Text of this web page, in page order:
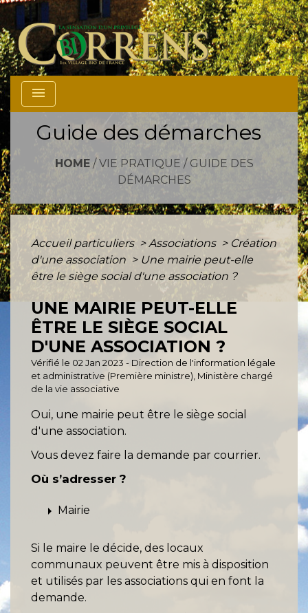
menu
Guide des démarches
HOME/ VIE PRATIQUE / GUIDE DES
DÉMARCHES
Accueil particuliers > Associations > Création
d'une association > Une mairie peut-elle
être le siège social d'une association ?
UNE MAIRIE PEUT-ELLE
ÊTRE LE SIÈGE SOCIAL
D'UNE ASSOCIATION ?
Vérifié le 02 Jan 2023 - Direction de l'information légale
et administrative (Première ministre), Ministère chargé
de la vie associative
Oui, une mairie peut être le siège social
d'une association.
Vous devez faire la demande par courrier.
Où s’adresser ?
arrow_right Mairie
Si le maire le décide, des locaux
communaux peuvent être mis à disposition
et utilisés par les associations qui en font la
demande.